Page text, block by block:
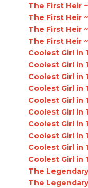
The First Heir
The First Heir
The First Heir
The First Heir
Coolest Girl in
Coolest Girl in
Coolest Girl in
Coolest Girl in
Coolest Girl in
Coolest Girl in
Coolest Girl in
Coolest Girl in
Coolest Girl in
Coolest Girl in
The
The